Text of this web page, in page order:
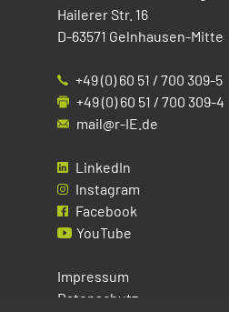
Hailerer Str. 16
D-63571 Gelnhausen-Mitte
+49 (0) 60 51 / 700 309-5
+49 (0) 60 51 / 700 309-4
mail@r-IE.de
LinkedIn
Instagram
Facebook
YouTube
Impressum
Datenschutz